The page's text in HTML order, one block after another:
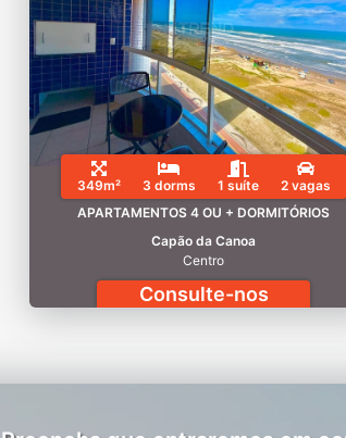
349m² 3 dorms 1 suíte
2 vagas
APARTAMENTOS 4 OU + DORMITÓRIOS
Capão da Canoa
Centro
Consulte-nos